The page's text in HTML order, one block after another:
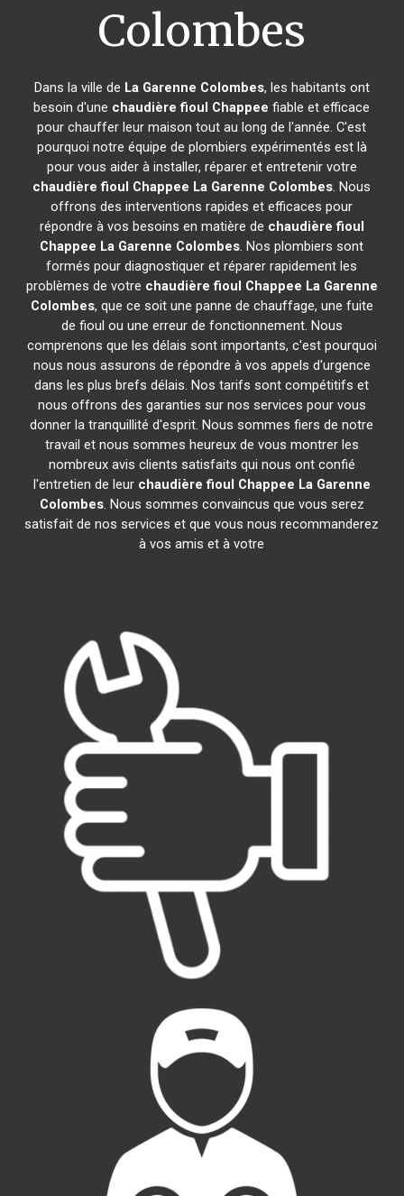
Colombes
Dans la ville de La Garenne Colombes, les habitants ont
besoin d'une chaudière fioul Chappee fiable et efficace
pour chauffer leur maison tout au long de l'année. C'est
pourquoi notre équipe de plombiers expérimentés est là
pour vous aider à installer, réparer et entretenir votre
chaudière fioul Chappee La Garenne Colombes. Nous
offrons des interventions rapides et efficaces pour
répondre à vos besoins en matière de chaudière fioul
Chappee La Garenne Colombes. Nos plombiers sont
formés pour diagnostiquer et réparer rapidement les
problèmes de votre chaudière fioul Chappee La Garenne
Colombes, que ce soit une panne de chauffage, une fuite
de fioul ou une erreur de fonctionnement. Nous
comprenons que les délais sont importants, c'est pourquoi
nous nous assurons de répondre à vos appels d'urgence
dans les plus brefs délais. Nos tarifs sont compétitifs et
nous offrons des garanties sur nos services pour vous
donner la tranquillité d'esprit. Nous sommes fiers de notre
travail et nous sommes heureux de vous montrer les
nombreux avis clients satisfaits qui nous ont confié
l'entretien de leur chaudière fioul Chappee La Garenne
Colombes. Nous sommes convaincus que vous serez
satisfait de nos services et que vous nous recommanderez
à vos amis et à votre